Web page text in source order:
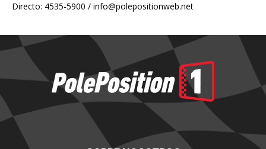
Directo: 4535-5900 / info@polepositionweb.net